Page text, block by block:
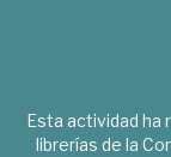
Esta actividad ha
librerías de la